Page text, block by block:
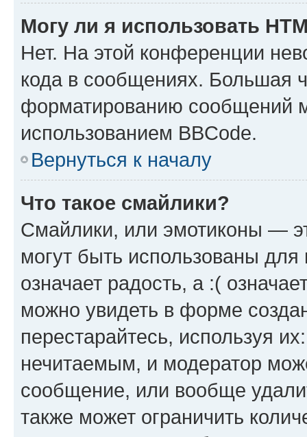
Могу ли я использовать
Нет. На этой конференции
кода в сообщениях. Большая
форматированию сообщений
использованием BBCode.
Вернуться к началу
Что такое смайлики?
Смайлики, или эмотиконы —
могут быть использованы
означает радость, а :(
можно увидеть в форме
перестарайтесь, используя
нечитаемым, и модератор
сообщение, или вообще
также может ограничить